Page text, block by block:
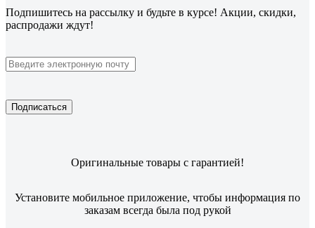
Подпишитесь на рассылку и будьте в курсе! Акции, скидки,
распродажи ждут!
Подписаться
Оригинальные товары с гарантией!
Установите мобильное приложение, чтобы информация по
заказам всегда была под рукой